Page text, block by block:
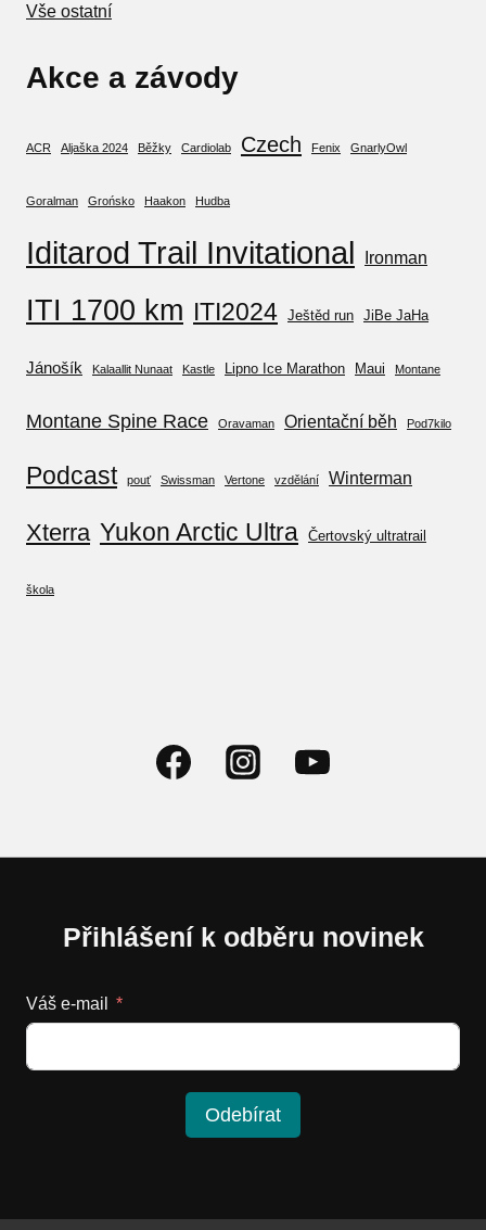
Vše ostatní
Akce a závody
ACR Aljaška 2024 Běžky Cardiolab Czech Fenix GnarlyOwl
Goralman Grońsko Haakon Hudba
Iditarod Trail Invitational Ironman
ITI 1700 km ITI2024 Ještěd run JiBe JaHa
Jánošík Kalaallit Nunaat Kastle Lipno Ice Marathon Maui Montane
Montane Spine Race Oravaman Orientační běh Pod7kilo
Podcast pouť Swissman Vertone vzdělání Winterman
Xterra Yukon Arctic Ultra Čertovský ultratrail
škola
Přihlášení k odběru novinek
Váš e-mail
Odebírat